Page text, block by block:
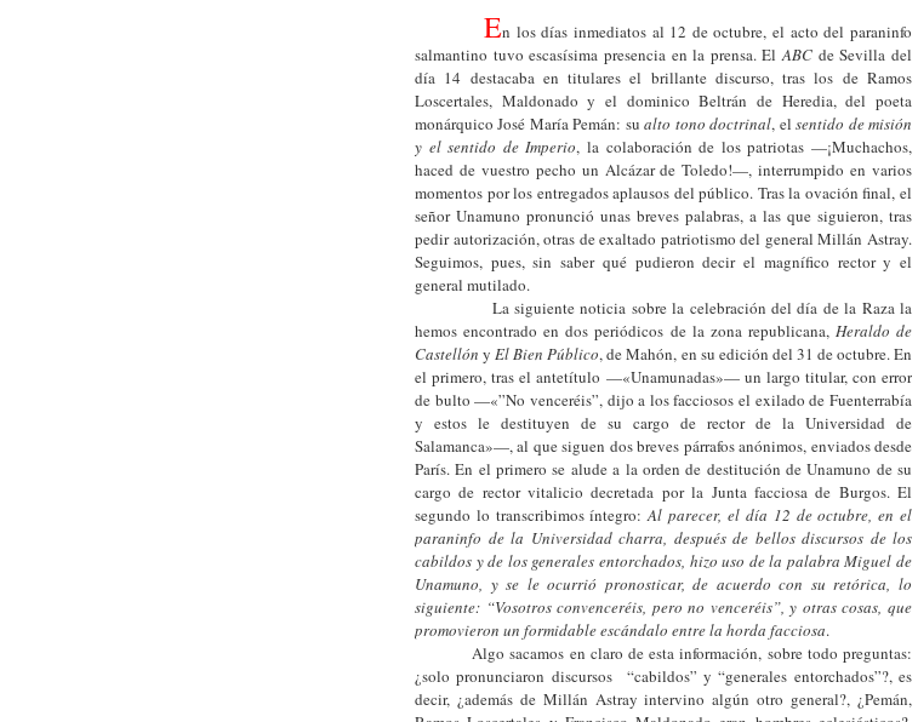
En los días inmediatos al 12 de octubre, el acto del paraninfo
salmantino tuvo escasísima presencia en la prensa. ElABC de Sevilla del
día 14 destacaba en titulares el brillante discurso, tras los de Ramos
Loscertales, Maldonado y el dominico Beltrán de Heredia, del poeta
monárquico José María Pemán: sualto tono doctrinal, elsentido de misión
y el sentido de Imperio, la colaboración de los patriotas —¡Muchachos,
haced de vuestro pecho un Alcázar de Toledo!—, interrumpido en varios
momentos por los entregados aplausos del público. Tras la ovación final, el
señor Unamuno pronunció unas breves palabras, a las que siguieron, tras
pedir autorización, otras de exaltado patriotismo del general Millán Astray.
Seguimos, pues, sin saber qué pudieron decir el magnífico rector y el
general mutilado.
La siguiente noticia sobre la celebración del día de la Raza la
hemos encontrado en dos periódicos de la zona republicana, Heraldo de
CastellónyEl Bien Público, de Mahón, en su edición del 31 de octubre. En
el primero, tras el antetítulo —«Unamunadas»— un largo titular, con error
de bulto —«”No venceréis”, dijo a los facciosos el exilado de Fuenterrabía
y estos le destituyen de su cargo de rector de la Universidad de
Salamanca»—, al que siguen dos breves párrafos anónimos, enviados desde
París. En el primero se alude a la orden de destitución de Unamuno de su
cargo de rector vitalicio decretada por la Junta facciosa de Burgos. El
segundo lo transcribimos íntegro:Al parecer, el día 12 de octubre, en el
paraninfo de la Universidad charra, después de bellos discursos de los
cabildos y de los generales entorchados, hizo uso de la palabra Miguel de
Unamuno, y se le ocurrió pronosticar, de acuerdo con su retórica, lo
siguiente: “Vosotros convenceréis, pero no venceréis”, y otras cosas, que
promovieron un formidable escándalo entre la horda facciosa.
Algo sacamos en claro de esta información, sobre todo preguntas:
¿solo pronunciaron discursos “cabildos” y “generales entorchados”?, es
decir, ¿además de Millán Astray intervino algún otro general?, ¿Pemán,